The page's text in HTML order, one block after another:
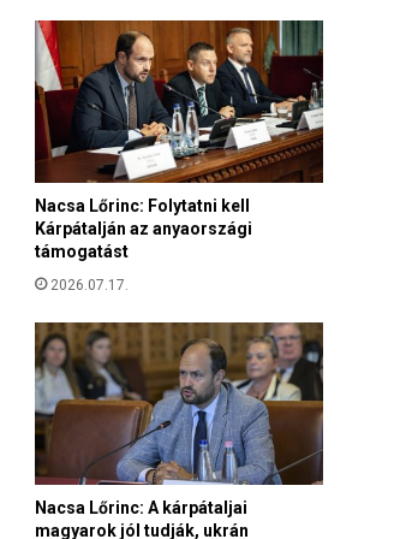
Nacsa Lőrinc: Folytatni kell
Kárpátalján az anyaországi
támogatást
2026.07.17.
Nacsa Lőrinc: A kárpátaljai
magyarok jól tudják, ukrán